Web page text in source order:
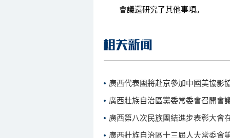
會議還研究了其他事項。
廣西代表團將赴京參加中國美協影
廣西壯族自治區黨委常委會召開會
廣西第八次民族團結進步表彰大會
廣西壯族自治區十三屆人大常委會